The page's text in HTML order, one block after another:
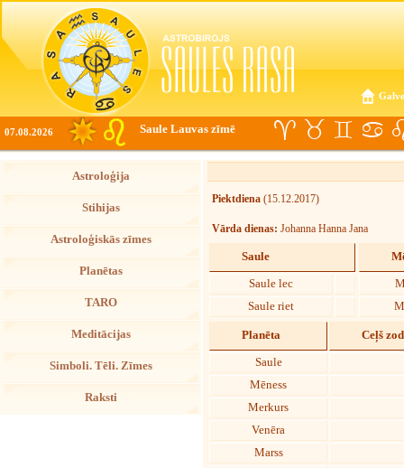
07.08.2026 Saule Lauvas zīmē
Astroloģija
Stihijas
Astroloģiskās zīmes
Planētas
TARO
Meditācijas
Simboli. Tēli. Zīmes
Raksti
Piektdiena (15.12.2017)
Vārda dienas: Johanna Hanna Jana
Saule
Saule lec
Saule riet
Planēta Ceļš
Saule
Mēness
Merkurs
Venēra
Marss